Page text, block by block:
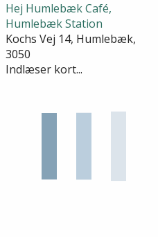
Hej Humlebæk Café,
Humlebæk Station
Kochs Vej 14, Humlebæk,
3050
Indlæser kort...